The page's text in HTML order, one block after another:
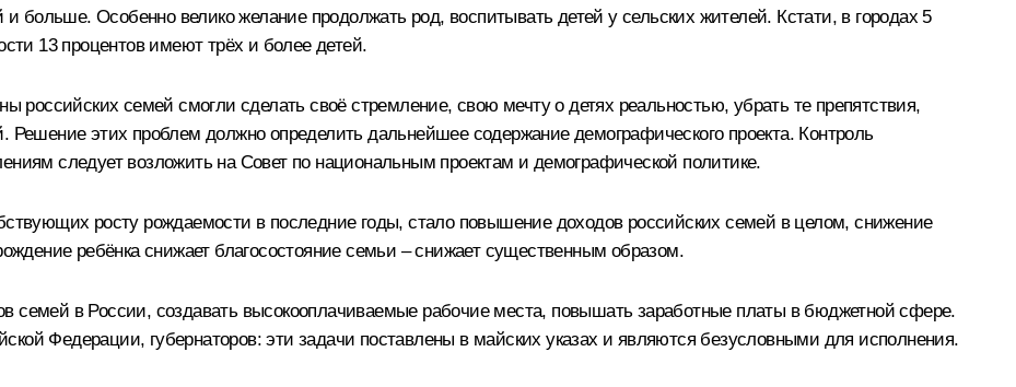
больше. Особенно велико желание продолжать род, воспитывать детей у сельских жителей. Кстати, в городах 5
13 процентов имеют трёх и более детей.
российских семей смогли сделать своё стремление, свою мечту о детях реальностью, убрать те препятствия,
этих проблем должно определить дальнейшее содержание демографического проекта. Контроль
следует возложить на Совет по национальным проектам и демографической политике.
росту рождаемости в последние годы, стало повышение доходов российских семей в целом, снижение
ребёнка снижает благосостояние семьи – снижает существенным образом.
в России, создавать высокооплачиваемые рабочие места, повышать заработные платы в бюджетной сфере.
Федерации, губернаторов: эти задачи поставлены в майских указах и являются безусловными для исполнения.